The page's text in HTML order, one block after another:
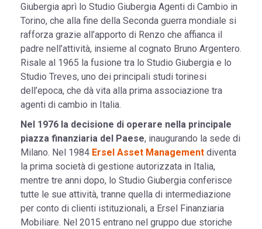
Giubergia aprì lo Studio Giubergia Agenti di Cambio in
Torino, che alla fine della Seconda guerra mondiale si
rafforza grazie all’apporto di Renzo che affianca il
padre nell’attività, insieme al cognato Bruno Argentero.
Risale al 1965 la fusione tra lo Studio Giubergia e lo
Studio Treves, uno dei principali studi torinesi
dell’epoca, che dà vita alla prima associazione tra
agenti di cambio in Italia.
Nel 1976 la decisione di operare nella principale
piazza finanziaria del Paese, inaugurando la sede di
Milano. Nel 1984 Ersel Asset Management diventa
la prima società di gestione autorizzata in Italia,
mentre tre anni dopo, lo Studio Giubergia conferisce
tutte le sue attività, tranne quella di intermediazione
per conto di clienti istituzionali, a Ersel Finanziaria
Mobiliare. Nel 2015 entrano nel gruppo due storiche